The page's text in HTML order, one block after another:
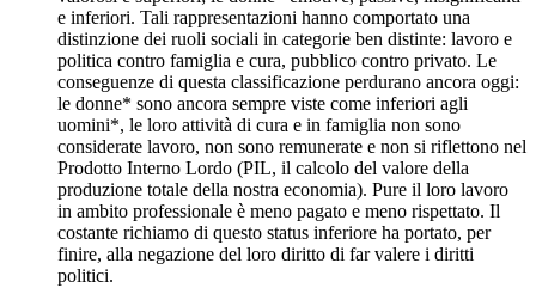
e inferiori. Tali rappresentazioni hanno comportato una
distinzione dei ruoli sociali in categorie ben distinte: lavoro e
politica contro famiglia e cura, pubblico contro privato. Le
conseguenze di questa classificazione perdurano ancora oggi:
le donne* sono ancora sempre viste come inferiori agli
uomini*, le loro attività di cura e in famiglia non sono
considerate lavoro, non sono remunerate e non si riflettono nel
Prodotto Interno Lordo (PIL, il calcolo del valore della
produzione totale della nostra economia). Pure il loro lavoro
in ambito professionale è meno pagato e meno rispettato. Il
costante richiamo di questo status inferiore ha portato, per
finire, alla negazione del loro diritto di far valere i diritti
politici.